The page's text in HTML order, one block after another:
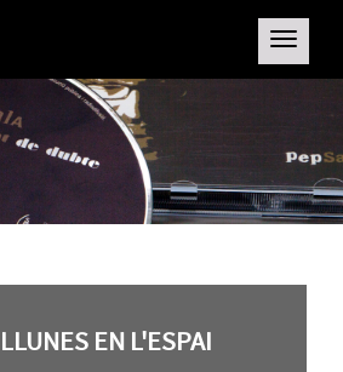
Toggle
EN L'ESPAI